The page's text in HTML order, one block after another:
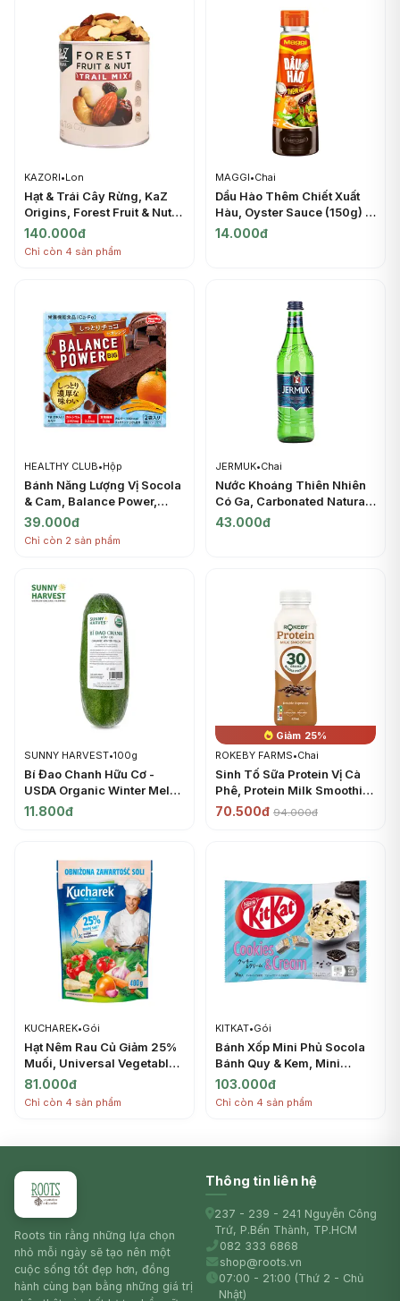
KAZORI•Lon
Hạt & Trái Cây Rừng, KaZ
Origins, Forest Fruit & Nut
Trail Mix, 6.3 oz (180g) -
KAZORI
140.000đ
Chỉ còn 4 sản phẩm
MAGGI•Chai
Dầu Hào Thêm Chiết Xuất
Hàu, Oyster Sauce (150g) -
MAGGI
14.000đ
HEALTHY CLUB•Hộp
Bánh Năng Lượng Vị Socola
& Cam, Balance Power,
Moist Chocolate & Orange
Energy Bar, 2 Gói (60.8g) -
HEALTHY CLUB
39.000đ
Chỉ còn 2 sản phẩm
JERMUK•Chai
Nước Khoáng Thiên Nhiên
Có Ga, Carbonated Natural
Mineral Water (0.5L) -
43.000đ
SUNNY HARVEST•100g
Bí Đao Chanh Hữu Cơ -
USDA Organic Winter Melon
- SUNNY HARVEST
11.800đ
Giảm 25%
ROKEBY FARMS•Chai
Sinh Tố Sữa Protein Vị Cà
Phê, Protein Milk Smoothie,
Double Espresso (425ml) -
70.500đ 94.000đ
KUCHAREK•Gói
Hạt Nêm Rau Củ Giảm 25%
Muối, Universal Vegetable
Seasoning, 25% Less Salt
(400g) - KUCHAREK
81.000đ
Chỉ còn 4 sản phẩm
KITKAT•Gói
Bánh Xốp Mini Phủ Socola
Bánh Quy & Kem, Mini
Wafer Bars, Cookies &
Cream, 9 Thanh (104.4g) -
103.000đ
Chỉ còn 4 sản phẩm
Roots tin rằng những lựa chọn
nhỏ mỗi ngày sẽ tạo nên một
cuộc sống tốt đẹp hơn, đồng
hành cùng bạn bằng những giá trị
Thông tin liên hệ
237 - 239 - 241 Nguyễn Công
Trứ, P.Bến Thành, TP.HCM
082 333 6868
shop@roots.vn
07:00 - 21:00 (Thứ 2 - Chủ
Nhật)